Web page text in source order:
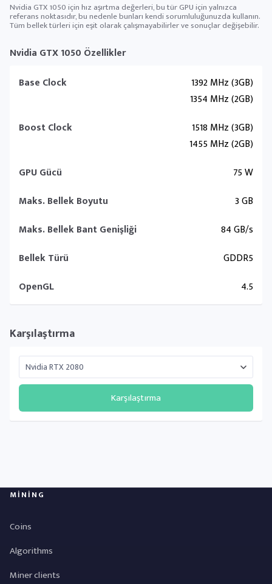
Nvidia GTX 1050 için hız aşırtma değerleri, bu tür GPU için yalnızca
referans noktasıdır, bu nedenle bunları kendi sorumluluğunuzda kullanın.
Tüm bellek türleri için eşit olarak çalışmayabilirler ve sonuçlar değişebilir.
Nvidia GTX 1050 Özellikler
Base Clock
1392 MHz (3GB)
1354 MHz (2GB)
Boost Clock
1518 MHz (3GB)
1455 MHz (2GB)
GPU Gücü
75 W
Maks. Bellek Boyutu
3 GB
Maks. Bellek Bant Genişliği
84 GB/s
Bellek Türü
GDDR5
OpenGL
4.5
Karşılaştırma
Karşılaştırma
MINING
Coins
Algorithms
Miner clients